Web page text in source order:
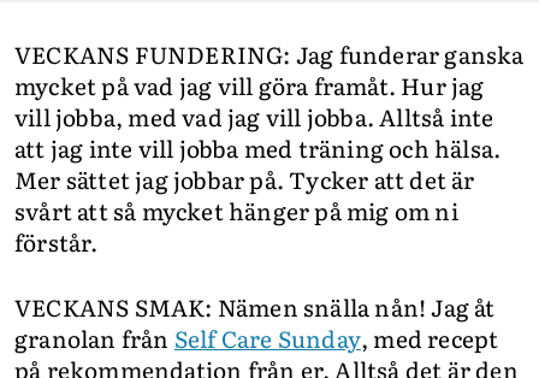
VECKANS FUNDERING: Jag funderar ganska
mycket på vad jag vill göra framåt. Hur jag
vill jobba, med vad jag vill jobba. Alltså inte
att jag inte vill jobba med träning och hälsa.
Mer sättet jag jobbar på. Tycker att det är
svårt att så mycket hänger på mig om ni
förstår.
VECKANS SMAK: Nämen snälla nån! Jag åt
granolan från Self Care Sunday, med recept
på rekommendation från er. Alltså det är den